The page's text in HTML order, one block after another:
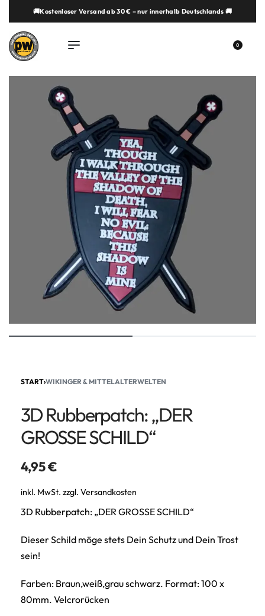
springen🚚Kostenloser Versand ab 30 € – nur innerhalb Deutschlands 🚚
0
START›WIKINGER & MITTELALTERWELTEN
3D Rubberpatch: „DER
GROSSE SCHILD“
4,95€
inkl. MwSt. zzgl. Versandkosten
3D Rubberpatch: „DER GROSSE SCHILD“
Dieser Schild möge stets Dein Schutz und Dein Trost
sein!
Farben: Braun,weiß,grau schwarz. Format: 100 x
80mm. Velcrorücken